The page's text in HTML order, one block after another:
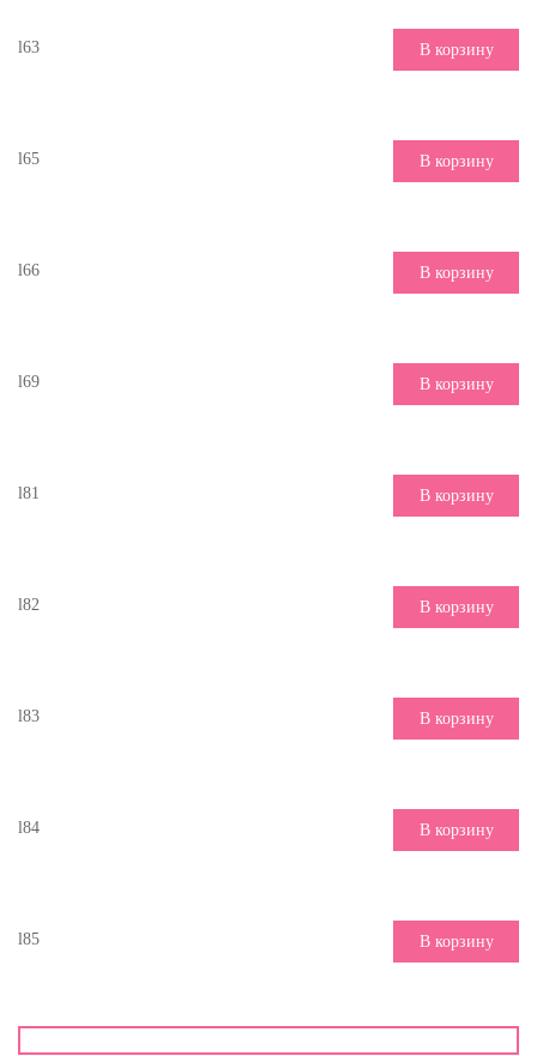
l63 В корзину
l65 В корзину
l66 В корзину
l69 В корзину
l81 В корзину
l82 В корзину
l83 В корзину
l84 В корзину
l85 В корзину